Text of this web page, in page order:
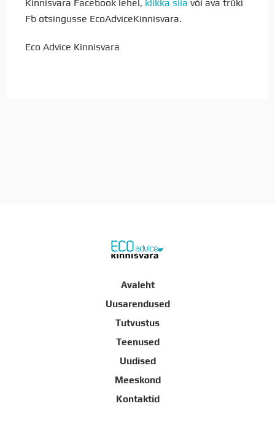
Kinnisvara Facebook lehel, klikka siia või ava trüki
Fb otsingusse EcoAdviceKinnisvara.
Eco Advice Kinnisvara
Avaleht
Uusarendused
Tutvustus
Teenused
Uudised
Meeskond
Kontaktid